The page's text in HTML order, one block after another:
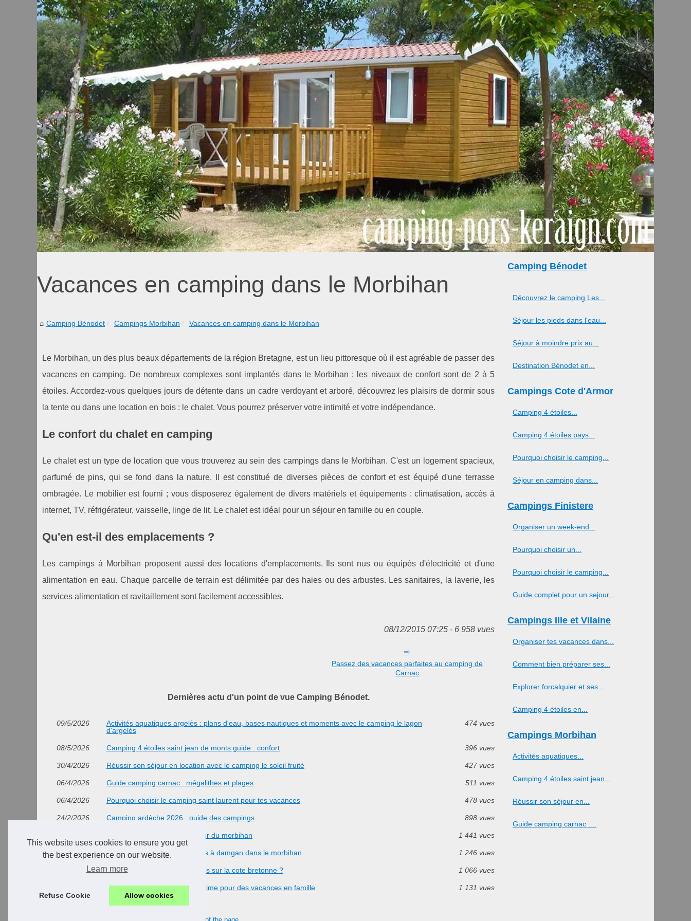
This website uses cookies to ensure you get
the best experience on our website.
Learn more
Refuse Cookie Allow cookies
Vacances en camping dans le Morbihan
Camping Bénodet Campings Morbihan Vacances en camping dans le Morbihan
Le Morbihan, un des plus beaux départements de la région Bretagne, est un lieu pittoresque où il est agréable de passer des
vacances en camping. De nombreux complexes sont implantés dans le Morbihan ; les niveaux de confort sont de 2 à 5
étoiles. Accordez-vous quelques jours de détente dans un cadre verdoyant et arboré, découvrez les plaisirs de dormir sous
la tente ou dans une location en bois : le chalet. Vous pourrez préserver votre intimité et votre indépendance.
Le confort du chalet en camping
Le chalet est un type de location que vous trouverez au sein des campings dans le Morbihan. C'est un logement spacieux,
parfumé de pins, qui se fond dans la nature. Il est constitué de diverses pièces de confort et est équipé d'une terrasse
ombragée. Le mobilier est fourni ; vous disposerez également de divers matériels et équipements : climatisation, accès à
internet, TV, réfrigérateur, vaisselle, linge de lit. Le chalet est idéal pour un séjour en famille ou en couple.
Qu'en est-il des emplacements ?
Les campings à Morbihan proposent aussi des locations d'emplacements. Ils sont nus ou équipés d'électricité et d'une
alimentation en eau. Chaque parcelle de terrain est délimitée par des haies ou des arbustes. Les sanitaires, la laverie, les
services alimentation et ravitaillement sont facilement accessibles.
08/12/2015 07:25 - 6 958 vues
Passez des vacances parfaites au camping de
Carnac
Dernières actu d'un point de vue Camping Bénodet.
09/5/2026
Activités aquatiques argelès : plans d'eau, bases nautiques et moments avec le camping le lagon
d'argelès
474 vues
08/5/2026 Camping 4 étoiles saint jean de monts guide : confort 396 vues
30/4/2026 Réussir son séjour en location avec le camping le soleil fruité 427 vues
06/4/2026 Guide camping carnac : mégalithes et plages 511 vues
06/4/2026 Pourquoi choisir le camping saint laurent pour tes vacances 478 vues
24/2/2026 Camping ardèche 2026 : guide des campings 898 vues
Vivre un séjour confort au cœur du morbihan 1 441 vues
08/7/2025 Découvrez le camping 3 étoiles à damgan dans le morbihan 1 246 vues
18/6/2025 Que voir pendant des vacances sur la cote bretonne ? 1 066 vues
Camping erdeven : le guide ultime pour des vacances en famille 1 131 vues
Camping Bénodet
Découvrez le camping Les...
Séjour les pieds dans l'eau...
Séjour à moindre prix au...
Destination Bénodet en...
Campings Cote d'Armor
Camping 4 étoiles...
Camping 4 étoiles pays...
Pourquoi choisir le camping...
Séjour en camping dans...
Campings Finistere
Organiser un week-end...
Pourquoi choisir un...
Pourquoi choisir le camping...
Guide complet pour un sejour...
Campings Ille et Vilaine
Organiser tes vacances dans...
Comment bien préparer ses...
Explorer forcalquier et ses...
Camping 4 étoiles en...
Campings Morbihan
Activités aquatiques...
Camping 4 étoiles saint jean...
Réussir son séjour en...
Guide camping carnac :...